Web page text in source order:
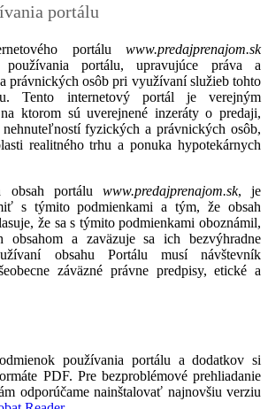
portálu
portálu www.predajprenajom.sk
používania portálu, upravujúce práva a
právnických osôb pri využívaní služieb tohto
Tento internetový portál je verejným
ktorom sú uverejnené inzeráty o predaji,
fyzických a právnických osôb,
realitného trhu a ponuka hypotekárnych
obsah portálu www.predajprenajom.sk, je
s týmito podmienkami a tým, že obsah
že sa s týmito podmienkami oboznámil,
a zaväzuje sa ich bezvýhradne
obsahu Portálu musí návštevník
záväzné právne predpisy, etické a
používania portálu a dodatkov si
PDF. Pre bezproblémové prehliadanie
odporúčame nainštalovať najnovšiu verziu